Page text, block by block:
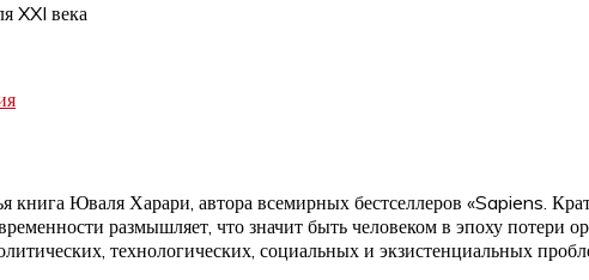
XXI века
книга Юваля Харари, автора всемирных бестселлеров «Sapiens.
размышляет, что значит быть человеком в эпоху потери
технологических, социальных и экзистенциальных